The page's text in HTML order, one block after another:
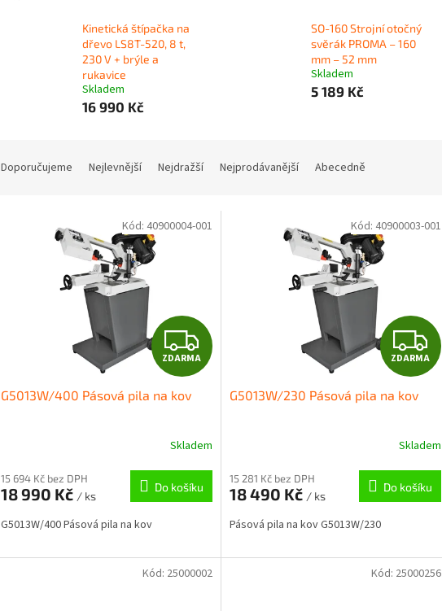
Kinetická štípačka na
dřevo LS8T-520, 8 t,
230 V + brýle a
rukavice
Skladem
16 990 Kč
SO-160 Strojní otočný
svěrák PROMA – 160
mm – 52 mm
Skladem
5 189 Kč
Doporučujeme Nejlevnější Nejdražší Nejprodávanější Abecedně
Z
D
R
M
A
ZDARMA
G5013W/400 Pásová pila na kov
Skladem
15 694 Kč bez DPH
18 990 Kč / ks
Do košíku
G5013W/400 Pásová pila na kov
Kód: 40900004-001
Z
D
R
M
A
ZDARMA
G5013W/230 Pásová pila na kov
Skladem
15 281 Kč bez DPH
18 490 Kč / ks
Do košíku
Pásová pila na kov G5013W/230
Kód: 40900003-001
Kód: 25000002 Kód: 25000256